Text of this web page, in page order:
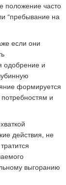
положение часто
“пребывание на
если они
одобрение и
формируется
и
действия, не
выгоранию